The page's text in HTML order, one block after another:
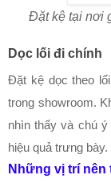
Đặt kệ tại nơi
Dọc lối đi chính
Đặt kệ dọc theo
trong showroom.
nhìn thấy và chú ý
hiệu quả trưng bày.
Những vị trí nên